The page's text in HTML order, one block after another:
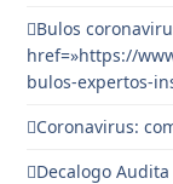
Bulos
href=»https://
bulos-expertos-
Coronavirus:
Decalogo